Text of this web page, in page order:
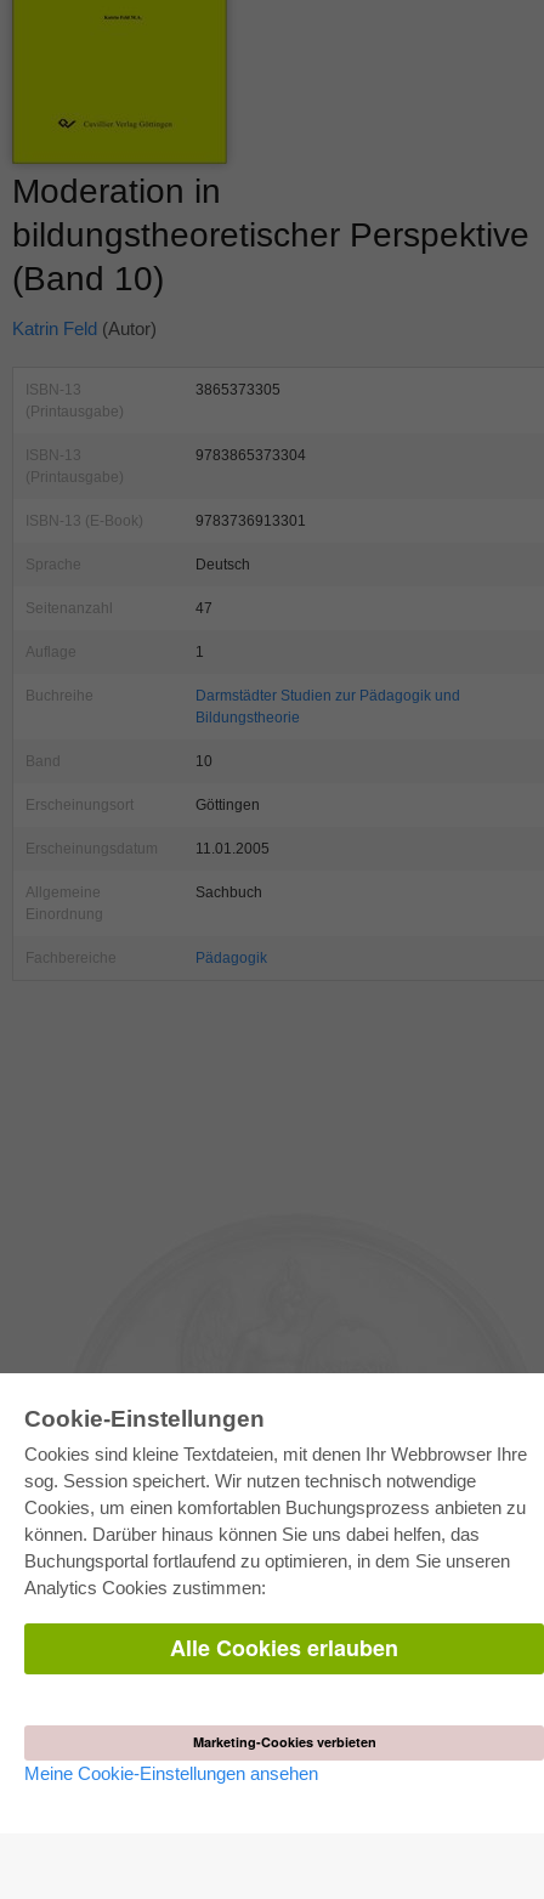
Cookie-Einstellungen
Cookies sind kleine Textdateien, mit denen Ihr Webbrowser Ihre
sog. Session speichert. Wir nutzen technisch notwendige
Cookies, um einen komfortablen Buchungsprozess anbieten zu
können. Darüber hinaus können Sie uns dabei helfen, das
Buchungsportal fortlaufend zu optimieren, in dem Sie unseren
Analytics Cookies zustimmen:
Alle Cookies erlauben
Marketing-Cookies verbieten
Meine Cookie-Einstellungen ansehen
Moderation in
bildungstheoretischer Perspektive
(Band 10)
Katrin Feld (Autor)
ISBN-13
(Printausgabe)
3865373305
ISBN-13
(Printausgabe)
9783865373304
ISBN-13 (E-Book) 9783736913301
Sprache Deutsch
Seitenanzahl 47
Auflage 1
Buchreihe
Darmstädter Studien zur Pädagogik und
Bildungstheorie
Band 10
Erscheinungsort Göttingen
Erscheinungsdatum 11.01.2005
Allgemeine
Einordnung
Sachbuch
Fachbereiche Pädagogik
E-COLLECTION
Gesamtpaket
Fachbereichspakete
Pick & Choose
Bereitstellung von E-Books
Häufig gestellte Fragen (FAQ)
AGB
AUTOR WERDEN